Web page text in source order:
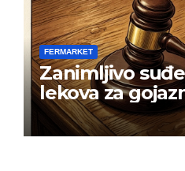
FERMARKET
Zanimljivo
lekova za